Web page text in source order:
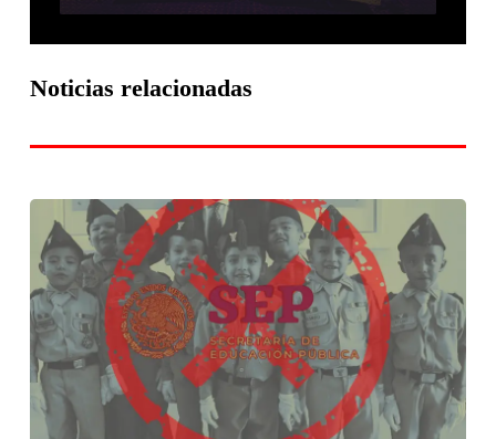
Noticias relacionadas